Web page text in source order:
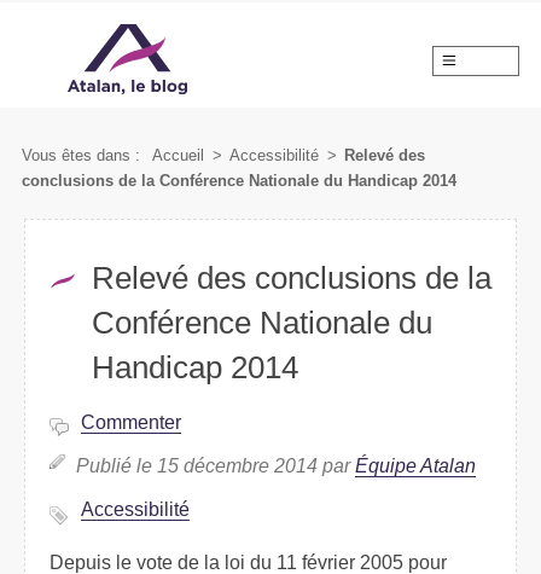
Vous êtes dans : Accueil > Accessibilité > Relevé des
conclusions de la Conférence Nationale du Handicap 2014
Relevé des conclusions de la
Conférence Nationale du
Handicap 2014
Commenter
Publié le 15 décembre 2014 parÉquipe Atalan
Accessibilité
Depuis le vote de la loi du 11 février 2005 pour